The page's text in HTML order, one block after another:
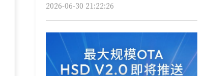
2026-06-30 21:22:26